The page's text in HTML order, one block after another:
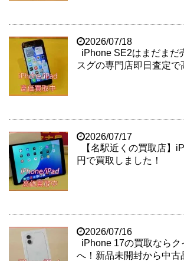
2026/07/18
iPhone SE2はまだまだ
スグの専門店即日査定で
2026/07/17
【名駅近くの買取店】
円で買取しました！
2026/07/16
iPhone 17の買取ならク
へ！新品未開封から中古